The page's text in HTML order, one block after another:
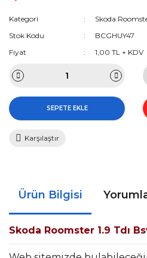
Kategori
Skoda
Stok Kodu
BCGHUY47
Fiyat
1,00 TL + KDV
SEPETE EKLE
Karşılaştır
Ürün Bilgisi
Skoda Roomster 1.9 Tdı